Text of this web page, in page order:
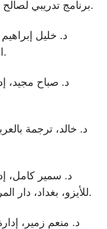
برنامج تدريبي لصالح وزارة النفط العراقية، بغداد، 2006.
الشاملة متطلبات ايزو 9001 /2002.
للأيزو، بغداد، دار المرتضى للنشر، الطبعة الأولى، 2008.